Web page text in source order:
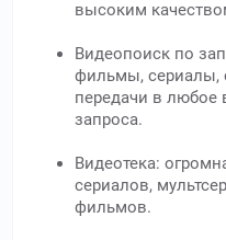
высоким
Видеопоиск по
фильмы, сериалы,
передачи в любое
запроса.
Видеотека:
сериалов,
фильмов.